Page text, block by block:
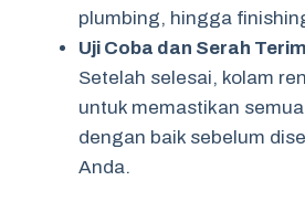
plumbing, hingga
Uji Coba dan Serah
Setelah selesai, kolam
untuk memastikan
dengan baik sebelum
Anda.